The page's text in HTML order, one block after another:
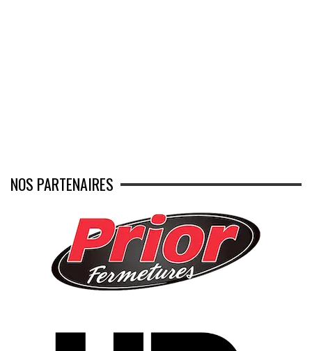
NOS PARTENAIRES